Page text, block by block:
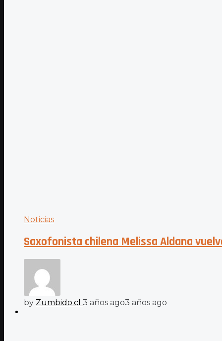
Noticias
Saxofonista chilena Melissa Aldana
by Zumbido.cl 3 años ago3 años ago